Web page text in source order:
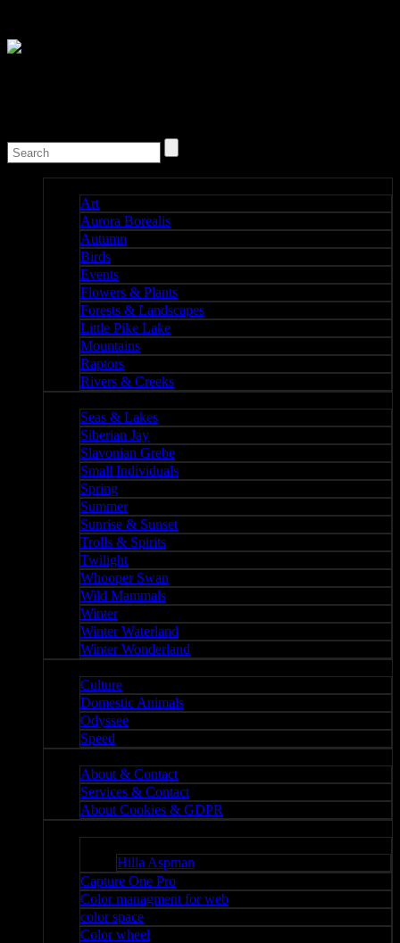
Art
Aurora Borealis
Autumn
Birds
Events
Flowers & Plants
Forests & Landscapes
Little Pike Lake
Mountains
Raptors
Rivers & Creeks
Seas & Lakes
Siberian Jay
Slavonian Grebe
Small Individuals
Spring
Summer
Sunrise & Sunset
Trolls & Spirits
Twilight
Whooper Swan
Wild Mammals
Winter
Winter Waterland
Winter Wonderland
Culture
Domestic Animals
Odyssee
Speed
About & Contact
Services & Contact
About Cookies & GDPR
Hilla Aspman
Capture One Pro
Color managment for web
color space
Color wheel